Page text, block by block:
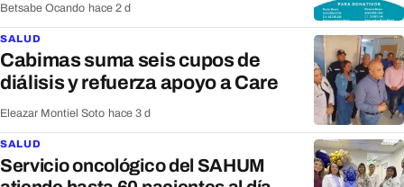
Betsabe Ocando hace 2 d
SALUD
Cabimas suma seis cupos de
diálisis y refuerza apoyo a Care
Eleazar Montiel Soto hace 3 d
SALUD
Servicio oncológico del SAHUM